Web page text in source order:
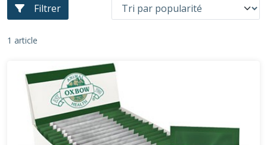
Filtrer
1 article